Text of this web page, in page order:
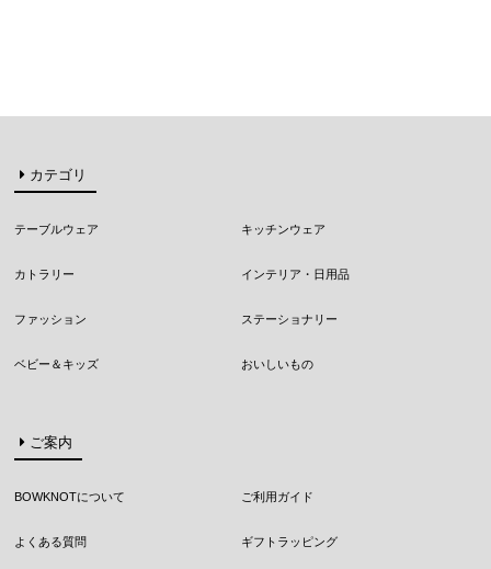
カテゴリ
テーブルウェア キッチンウェア
カトラリー インテリア・日用品
ファッション ステーショナリー
ベビー＆キッズ おいしいもの
ご案内
BOWKNOTについて ご利用ガイド
よくある質問 ギフトラッピング